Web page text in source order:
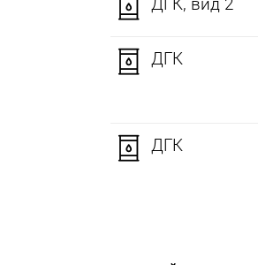
ДГК
ДГК